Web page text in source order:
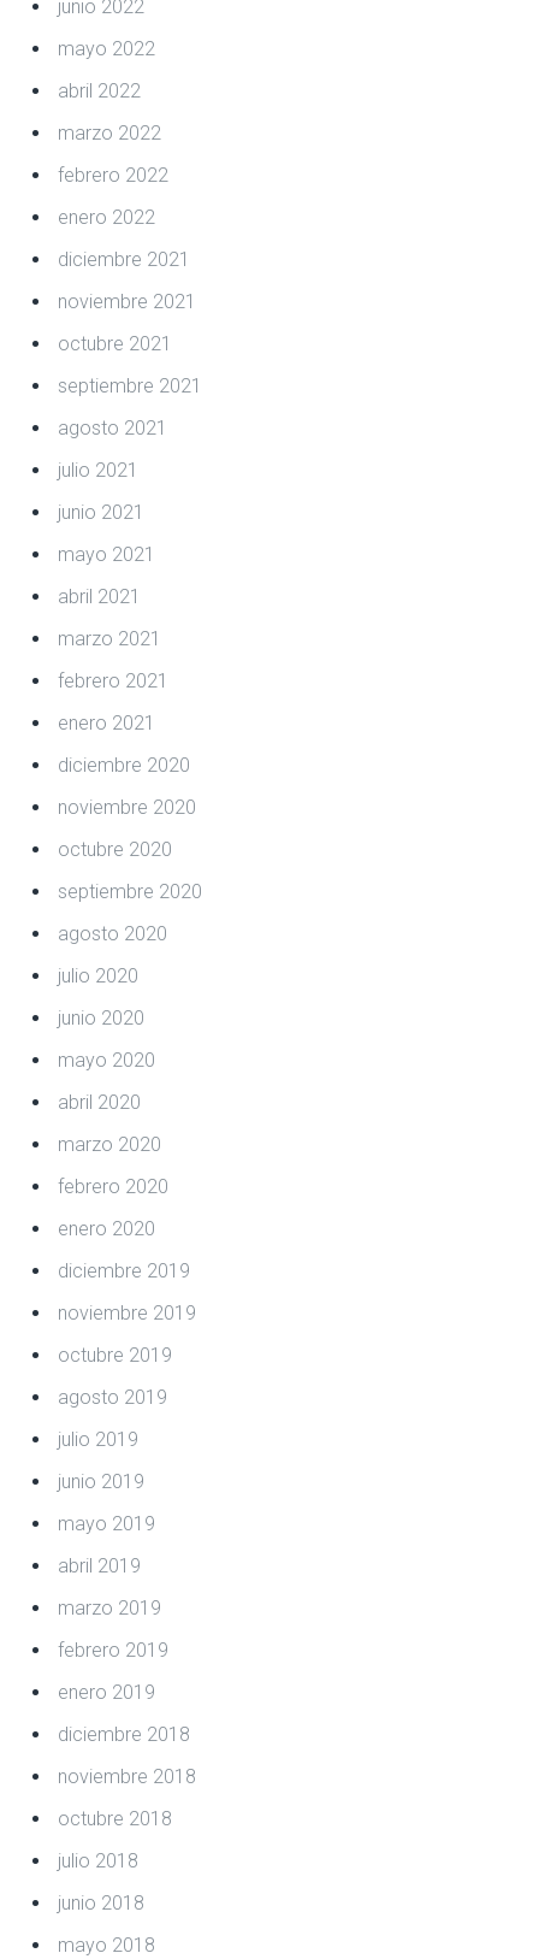
junio 2022
mayo 2022
abril 2022
marzo 2022
febrero 2022
enero 2022
diciembre 2021
noviembre 2021
octubre 2021
septiembre 2021
agosto 2021
julio 2021
junio 2021
mayo 2021
abril 2021
marzo 2021
febrero 2021
enero 2021
diciembre 2020
noviembre 2020
octubre 2020
septiembre 2020
agosto 2020
julio 2020
junio 2020
mayo 2020
abril 2020
marzo 2020
febrero 2020
enero 2020
diciembre 2019
noviembre 2019
octubre 2019
agosto 2019
julio 2019
junio 2019
mayo 2019
abril 2019
marzo 2019
febrero 2019
enero 2019
diciembre 2018
noviembre 2018
octubre 2018
julio 2018
junio 2018
mayo 2018